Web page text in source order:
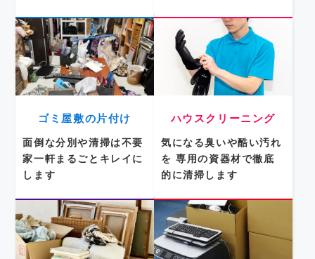
ゴミ屋敷の片付け
面倒な分別や清掃は不要
家一軒まるごとキレイに
します
ハウスクリーニング
気になる臭いや酷い汚れ
を 専用の資器材で徹底
的に清掃します